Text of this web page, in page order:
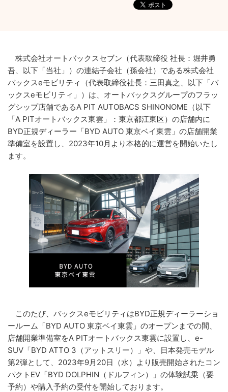
株式会社オートバックスセブン（代表取締役 社長：堀井勇
吾、以下「当社」）の連結子会社（孫会社）である株式会社
バックスeモビリティ（代表取締役社長：三田真之、以下「バ
ックスeモビリティ」）は、オートバックスグループのフラッ
グシップ店舗であるA PIT AUTOBACS SHINONOME（以下
「A PITオートバックス東雲」：東京都江東区）の店舗内に
BYD正規ディーラー「BYD AUTO 東京ベイ東雲」の店舗開業
準備室を設置し、2023年10月より本格的に運営を開始いたし
ます。
このたび、バックスeモビリティはBYD正規ディーラーショ
ールーム「BYD AUTO 東京ベイ東雲」のオープンまでの間、
店舗開業準備室をA PITオートバックス東雲に設置し、e-
SUV「BYD ATTO 3（アットスリー）」や、日本発売モデル
第2弾として、2023年9月20日（水）より販売開始されたコン
パクトEV「BYD DOLPHIN（ドルフィン）」の体験試乗（要
予約）や購入予約の受付を開始しております。